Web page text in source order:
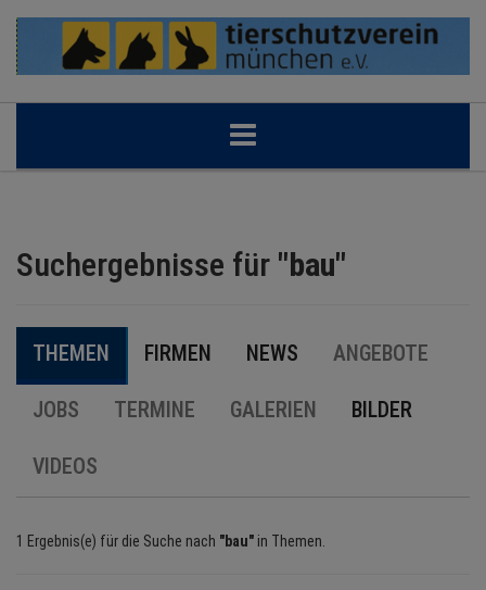
BRANCHEN
TERMINE
ANGEBOTE
JOBS
Suchergebnisse für "bau"
THEMEN FIRMEN NEWS ANGEBOTE
JOBS TERMINE GALERIEN BILDER
VIDEOS
1 Ergebnis(e) für die Suche nach "bau" in Themen.